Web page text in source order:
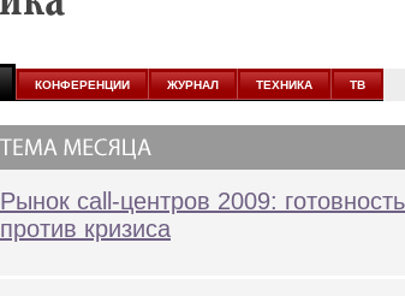
участвовать
новых
КОНФЕРЕНЦИИ ЖУРНАЛ ТЕХНИКА ТВ
Рынок call-центров 2009:
против кризиса